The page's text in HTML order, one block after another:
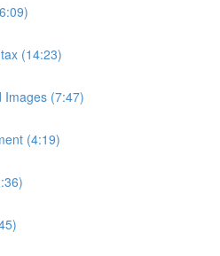
(14:23)
Images (7:47)
(4:19)